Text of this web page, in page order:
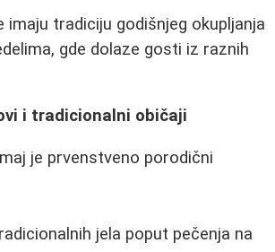
imaju tradiciju godišnjeg okupljanja
gde dolaze gosti iz raznih
i tradicionalni običaji
je prvenstveno porodični
jela poput pečenja na